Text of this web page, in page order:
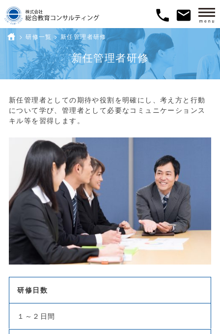
phone email
ホーム
>研修一覧 >新任管理者研修
新任管理者研修
新任管理者としての期待や役割を明確にし、考え方と行動
について学び、管理者として必要なコミュニケーションス
キル等を習得します。
研修日数
１～２日間